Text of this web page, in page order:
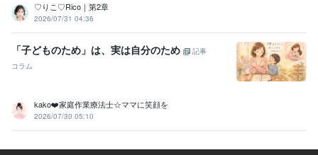
♡りこ♡Rico｜第2章
2026/07/31 04:36
「子どものため」は、実は自分のため
記事
コラム
kako❤️家庭作業療法士☆ママに笑顔を
2026/07/30 05:10